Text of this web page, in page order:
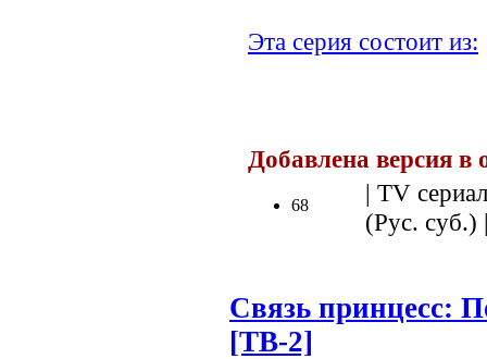
Эта серия состоит из:
Добавлена версия в
68
| TV
(Рус.
Связь принцесс:
[ТВ-2]